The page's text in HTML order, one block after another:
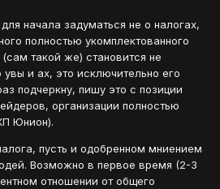
начала задуматься не о налогах,
полностью укомплектованного
такой же) становится не
и ах, это исключительно его
подчеркну, пишу это с позиции
организации полностью
Юнион).
пусть и одобренном мниением
Возможно в первое время (2-3
отношении от общего